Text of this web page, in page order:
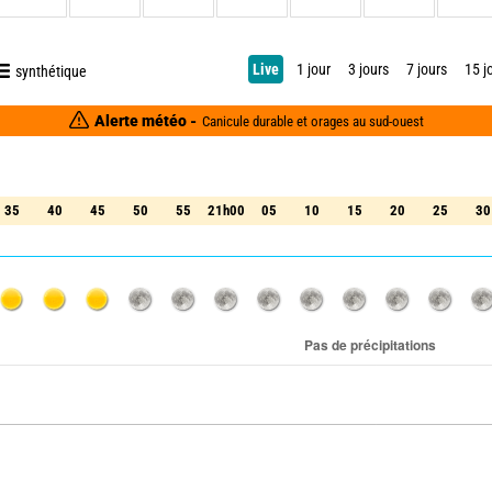
synthétique Live 1 jour 3 jours 7 jours 15
Alerte météo - Canicule durable et orages au sud-ouest
35 40 45 50 55 21h00 05 10 15 20 25 30
35 40 45 50 55 21h00 05 10 15 20 25 30